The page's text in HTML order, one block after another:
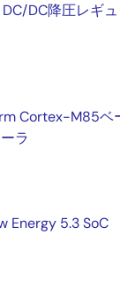
DC降圧レギ
Cortex-M85ベ
ラ
Energy 5.3 SoC